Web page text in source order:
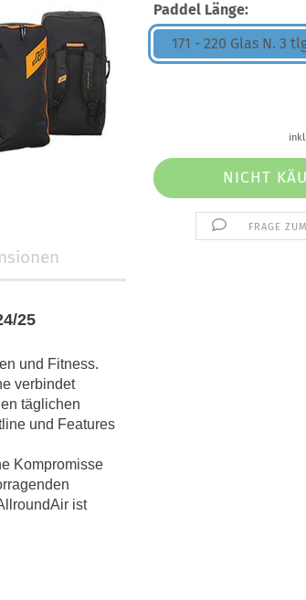
Paddel Länge:
171 - 220 Glas N. 3
FRAGE
25
und Fitness.
verbindet
täglichen
und Features
Kompromisse
ist